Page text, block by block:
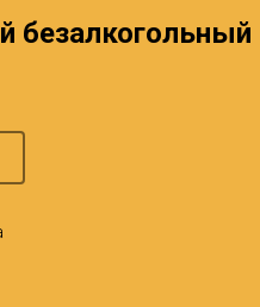
безалкогольный